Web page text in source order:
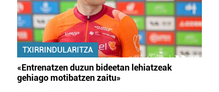
TXIRRINDULARITZA
«Entrenatzen duzun bideetan lehiatzeak
gehiago motibatzen zaitu»